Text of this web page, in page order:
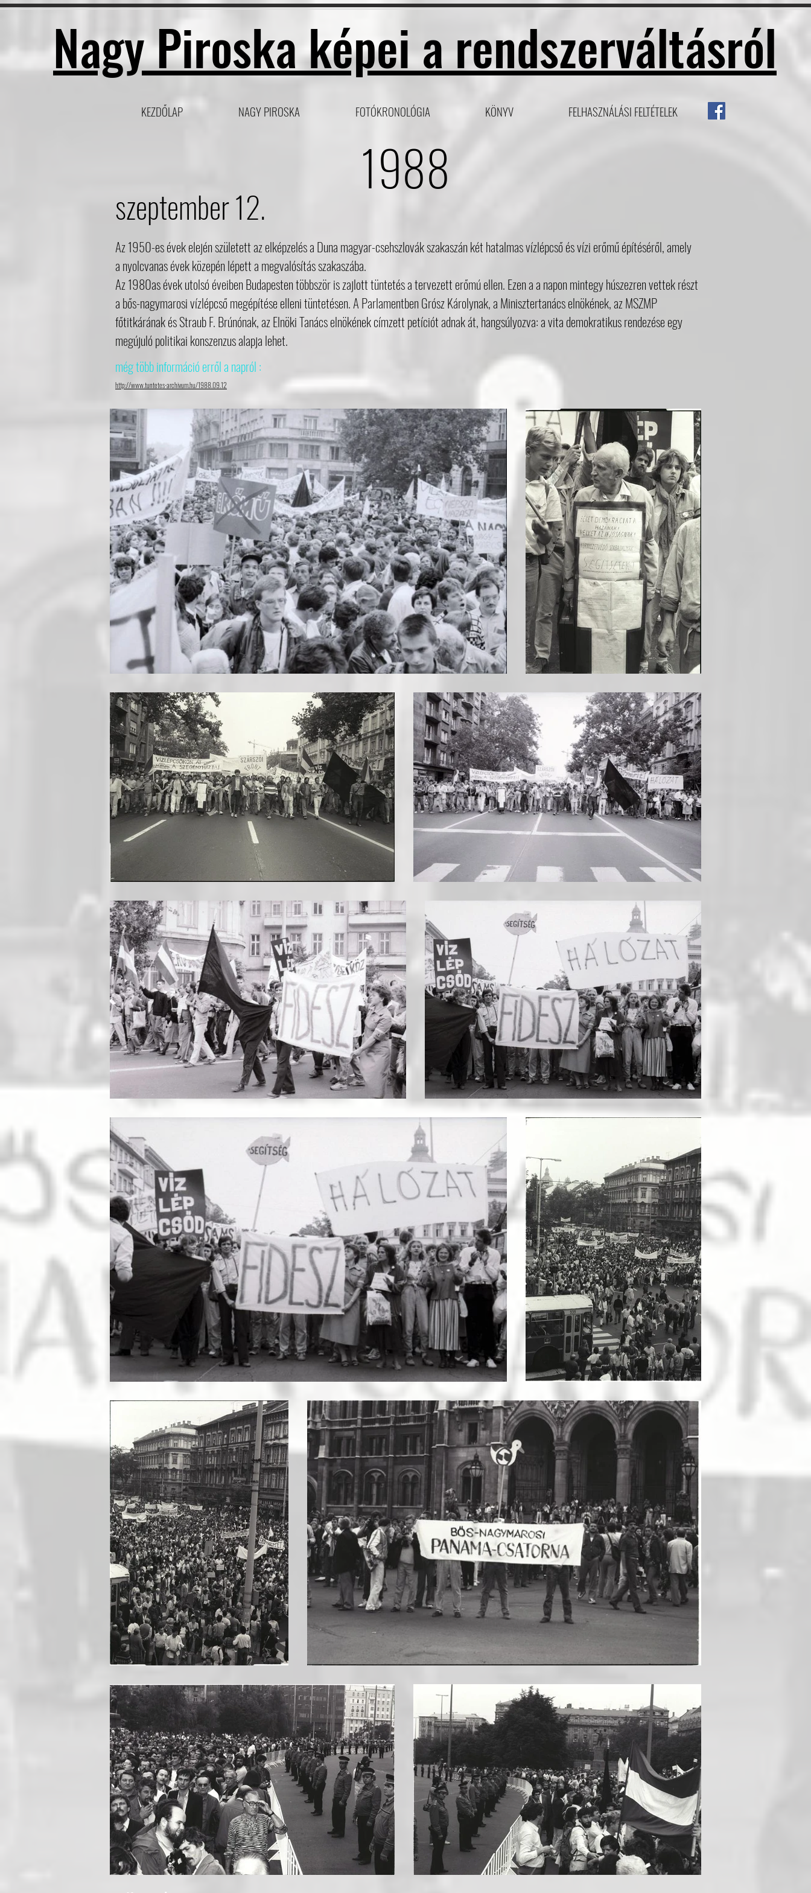
Nagy Piroska képei a rendszerváltásról
KEZDŐLAP NAGY PIROSKA FOTÓKRONOLÓGIA KÖNYV FELHASZNÁLÁSI FELTÉTELEK
1988
szeptember 12.
Az 1950-es évek elején született az elképzelés a Duna magyar-csehszlovák szakaszán két hatalmas vízlépcső és vízi erőmű építéséről, amely
a nyolcvanas évek közepén lépett a megvalósítás szakaszába.
Az 1980as évek utolsó éveiben Budapesten többször is zajlott tüntetés a tervezett erőmú ellen. Ezen a a napon mintegy húszezren vettek részt
a bős-nagymarosi vízlépcső megépítése elleni tüntetésen. A Parlamentben Grósz Károlynak, a Minisztertanács elnökének, az MSZMP
főtitkárának és Straub F. Brúnónak, az Elnöki Tanács elnökének címzett petíciót adnak át, hangsúlyozva: a vita demokratikus rendezése egy
megújuló politikai konszenzus alapja lehet.
még több információ erről a napról :
http://www.tuntetes-archivum.hu/1988.09.12